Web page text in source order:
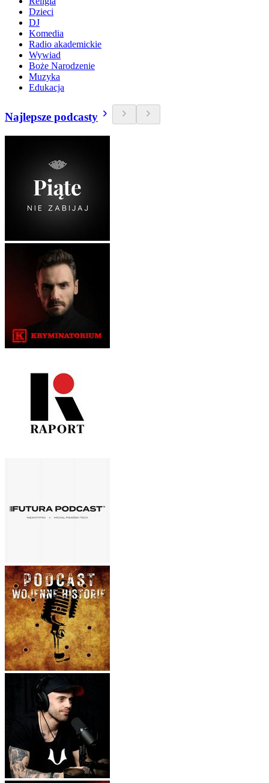
Dzieci
DJ
Komedia
Radio akademickie
Wywiad
Boże Narodzenie
Muzyka
Edukacja
Najlepsze podcasty